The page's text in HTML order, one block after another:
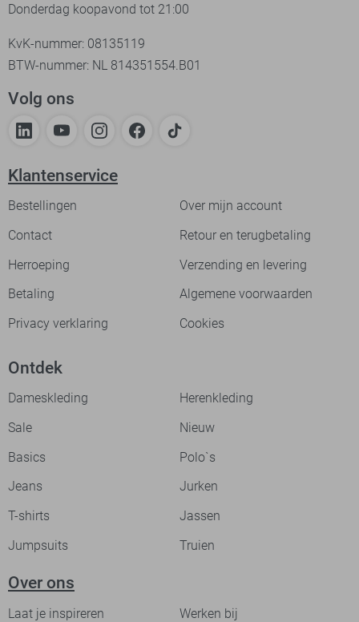
Donderdag koopavond tot 21:00
KvK-nummer: 08135119
BTW-nummer: NL 814351554.B01
Volg ons
Klantenservice
Bestellingen
Over mijn account
Contact
Retour en terugbetaling
Herroeping
Verzending en levering
Betaling
Algemene voorwaarden
Privacy verklaring
Cookies
Ontdek
Dameskleding
Herenkleding
Sale
Nieuw
Basics
Polo`s
Jeans
Jurken
T-shirts
Jassen
Jumpsuits
Truien
Over ons
Laat je inspireren Werken bij